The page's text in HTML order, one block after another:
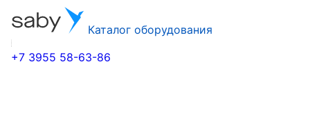
Каталог оборудования
+7 3955 58-63-86